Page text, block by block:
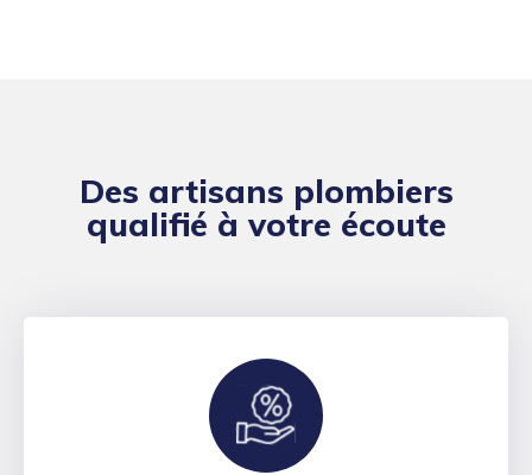
Des artisans plombiers
qualifié à votre écoute